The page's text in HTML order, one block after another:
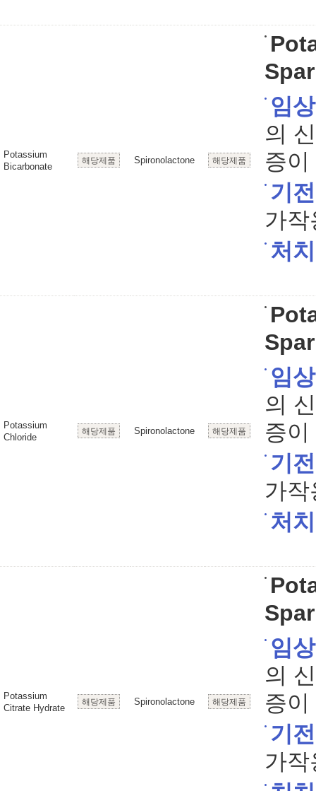
Potassium
Bicarbonate
해당제품 Spironolactone 해당제품
임
의
증
기전
가
처치
Potassium
Chloride
해당제품 Spironolactone 해당제품
임
의
증
기전
가
처치
Potassium
Citrate Hydrate
해당제품 Spironolactone 해당제품
임
의
증
기전
가